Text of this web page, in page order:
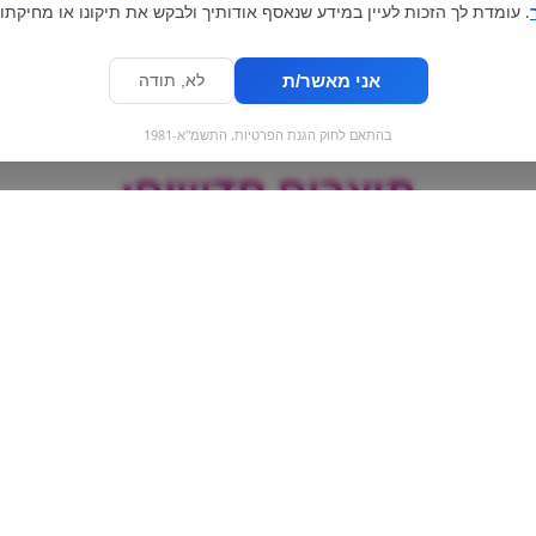
מוצרים חדשים:
. עומדת לך הזכות לעיין במידע שנאסף אודותיך ולבקש את תיקונו או
אני מאשר/ת לא, תודה
בהתאם לחוק הגנת הפרטיות, התשמ"א-1981